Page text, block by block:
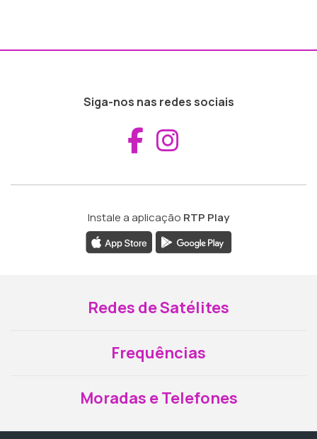
Siga-nos nas redes sociais
Aceder ao
Instale a aplicação RTP Play
Redes de Satélites
Frequências
Moradas e Telefones